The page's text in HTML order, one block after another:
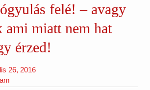
felé! – avagy
ami miatt nem hat
érzed!
26, 2016